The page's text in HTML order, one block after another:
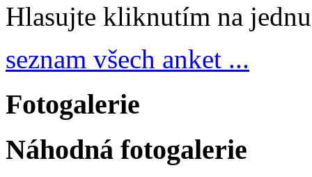
Hlasujte kliknutím na
seznam všech anket ...
Fotogalerie
Náhodná fotogalerie